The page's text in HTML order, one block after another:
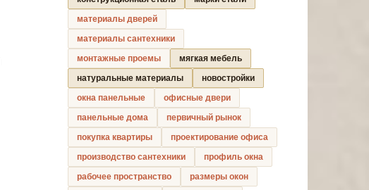
материалы дверей
материалы сантехники
монтажные проемы
мягкая мебель
натуральные материалы
новостройки
окна панельные
офисные двери
панельные дома
первичный рынок
покупка квартиры
проектирование офиса
производство сантехники
профиль окна
рабочее пространство
размеры окон